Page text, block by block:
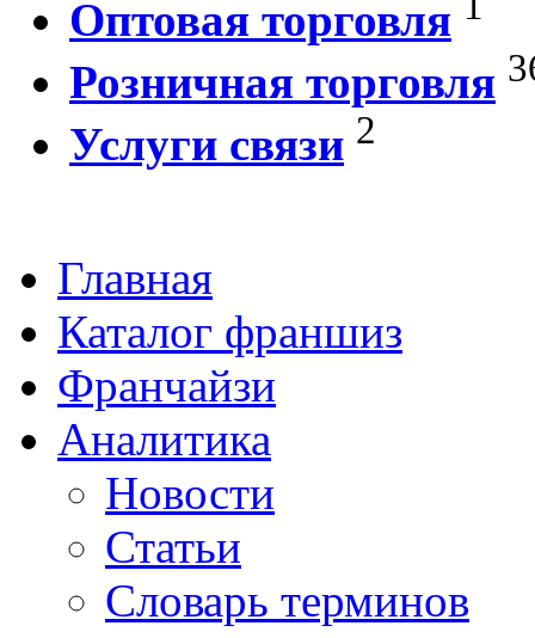
Оптовая торговля
Розничная торговля
Услуги связи 2
Главная
Каталог франшиз
Франчайзи
Аналитика
Новости
Статьи
Словарь терминов